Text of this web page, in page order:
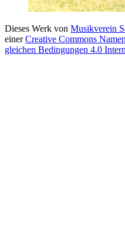
Dieses Werk von Musikverein
einerCreative Commons
gleichen Bedingungen 4.0